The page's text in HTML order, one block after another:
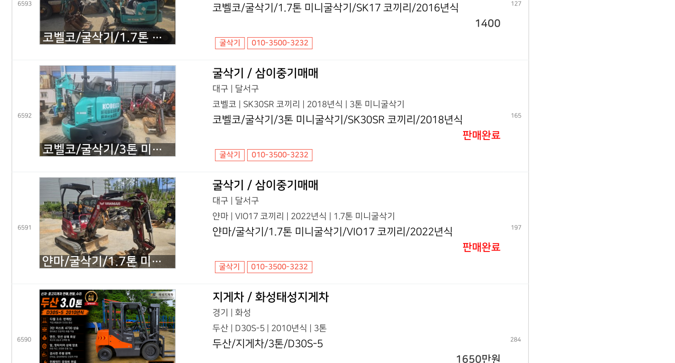
6593
코벨코/굴삭기/1.7톤 미니굴삭기/SK17 코끼리/2016년식
코벨코/굴삭기/1.7톤 미니굴삭기/SK17 코끼리/2016년식
1400
굴삭기 010-3500-3232
127
6592
코벨코/굴삭기/3톤 미니굴삭기/SK30SR 코끼리/2018년식
굴삭기 / 삼이중기매매
대구 | 달서구
코벨코 | SK30SR 코끼리 | 2018년식 | 3톤 미니굴삭기
코벨코/굴삭기/3톤 미니굴삭기/SK30SR 코끼리/2018년식
판매완료
굴삭기 010-3500-3232
165
6591
얀마/굴삭기/1.7톤 미니굴삭기/VIO17 코끼리/2022년식
굴삭기 / 삼이중기매매
대구 | 달서구
얀마 | VIO17 코끼리 | 2022년식 | 1.7톤 미니굴삭기
얀마/굴삭기/1.7톤 미니굴삭기/VIO17 코끼리/2022년식
판매완료
굴삭기 010-3500-3232
197
6590
지게차 / 화성태성지게차
경기 | 화성
두산 | D30S-5 | 2010년식 | 3톤
두산/지게차/3톤/D30S-5
1650만원
284